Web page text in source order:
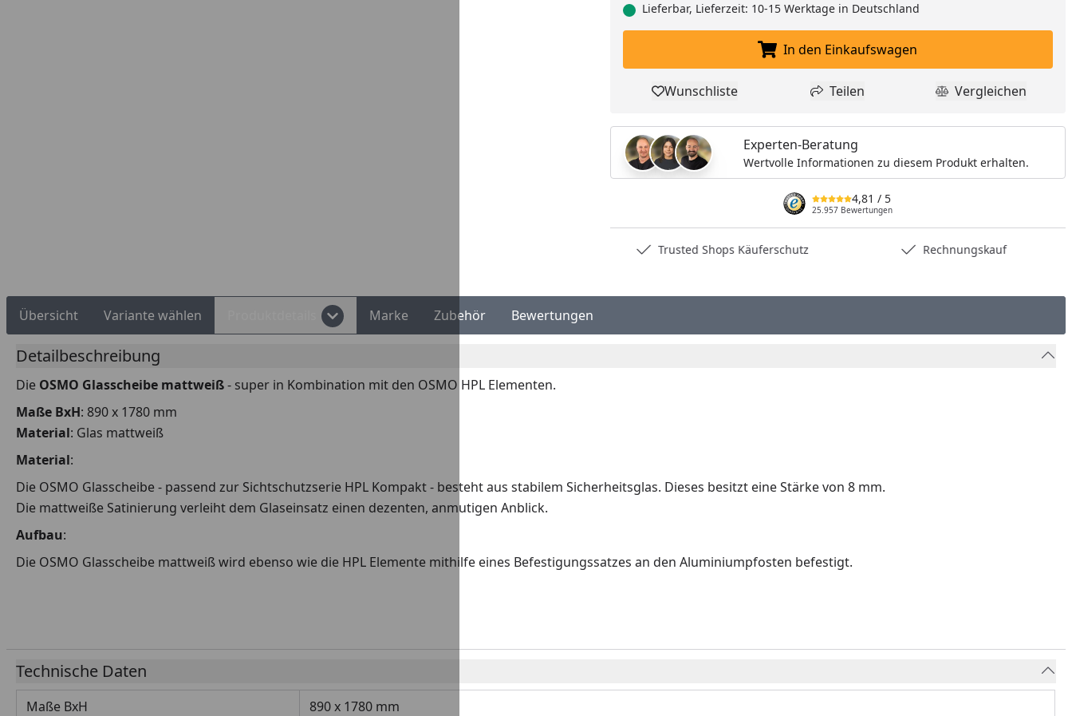
Lieferbar, Lieferzeit: 10-15 Werktage in Deutschland
In den Einkaufswagen legen
In den Einkaufswagen
Produkt zur Wunschliste hinzufügen
Wunschliste Teilen
Teilen Produkt
Vergleichen
Experten-Beratung
Wertvolle Informationen zu diesem Produkt erhalten.
4,81 / 5
25.957 Bewertungen
Trusted Shops Käuferschutz Rechnungskauf
Übersicht Variante wählen Marke Zubehör Bewertungen
Detailbeschreibung
Die OSMO Glasscheibe mattweiß- super in Kombination mit den OSMO HPL Elementen.
Maße BxH: 890 x 1780 mm
Material: Glas mattweiß
Material:
Die OSMO Glasscheibe - passend zur Sichtschutzserie HPL Kompakt - besteht aus stabilem Sicherheitsglas. Dieses besitzt eine Stärke von 8 mm.
Die mattweiße Satinierung verleiht dem Glaseinsatz einen dezenten, anmutigen Anblick.
Aufbau:
Die OSMO Glasscheibe mattweiß wird ebenso wie die HPL Elemente mithilfe eines Befestigungssatzes an den Aluminiumpfosten befestigt.
Technische Daten
Maße BxH
890 x 1780 mm